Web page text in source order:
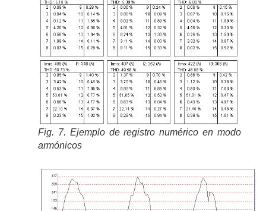
Fig. 7. Ejemplo de registro numérico en modo
armónicos